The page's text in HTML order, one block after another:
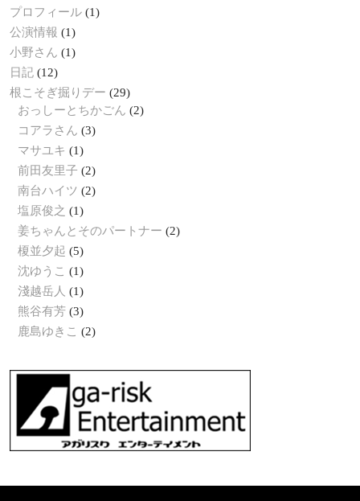
プロフィール (1)
公演情報 (1)
小野さん (1)
日記 (12)
根こそぎ掘りデー (29)
おっしーとちかごん (2)
コアラさん (3)
マサユキ (1)
前田友里子 (2)
南台ハイツ (2)
塩原俊之 (1)
姜ちゃんとそのパートナー (2)
榎並夕起 (5)
沈ゆうこ (1)
淺越岳人 (1)
熊谷有芳 (3)
鹿島ゆきこ (2)